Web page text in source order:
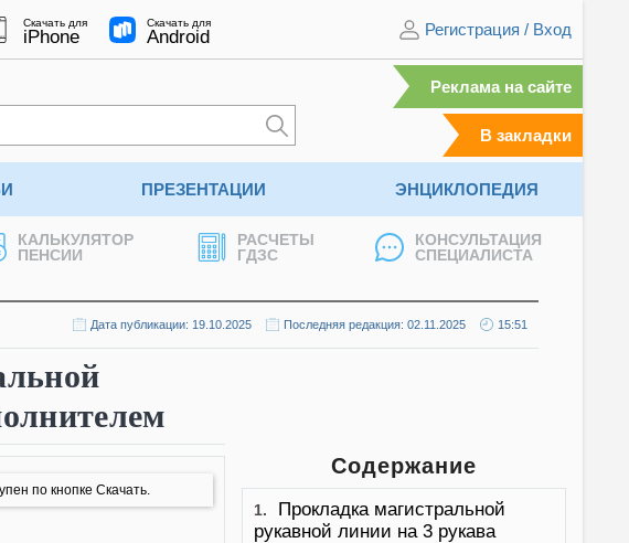
Скачать для
iPhone
Скачать для
Android Регистрация / Вход
Реклама на сайте
В закладки
ПРЕЗЕНТАЦИИ ЭНЦИКЛОПЕДИЯ
КАЛЬКУЛЯТОР
ПЕНСИИ
РАСЧЕТЫ
ГДЗС
КОНСУЛЬТАЦИЯ
СПЕЦИАЛИСТА
Дата публикации: 19.10.2025 Последняя редакция: 02.11.2025 15:51
по кнопке Скачать.
Содержание
1.
Прокладка магистральной
рукавной линии на 3 рукава